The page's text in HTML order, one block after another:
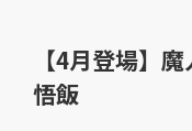
【4月登場】
悟飯